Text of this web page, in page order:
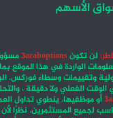
الأسهم
لن تكون3araboptions
الواردة في هذا الموقع
وتقييمات وسطاء فوركس.
الفعلي ولا دقيقة ،
أو موظفيها. ينطوي تداول
لجميع المستثمرين. نظرًا